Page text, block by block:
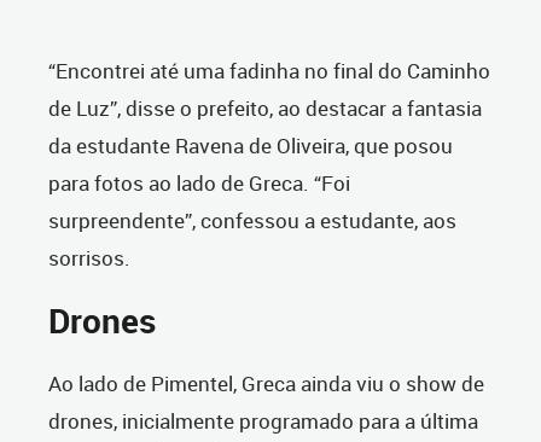
“Encontrei até uma fadinha no final do Caminho
de Luz”, disse o prefeito, ao destacar a fantasia
da estudante Ravena de Oliveira, que posou
para fotos ao lado de Greca. “Foi
surpreendente”, confessou a estudante, aos
sorrisos.
Drones
Ao lado de Pimentel, Greca ainda viu o show de
drones, inicialmente programado para a última